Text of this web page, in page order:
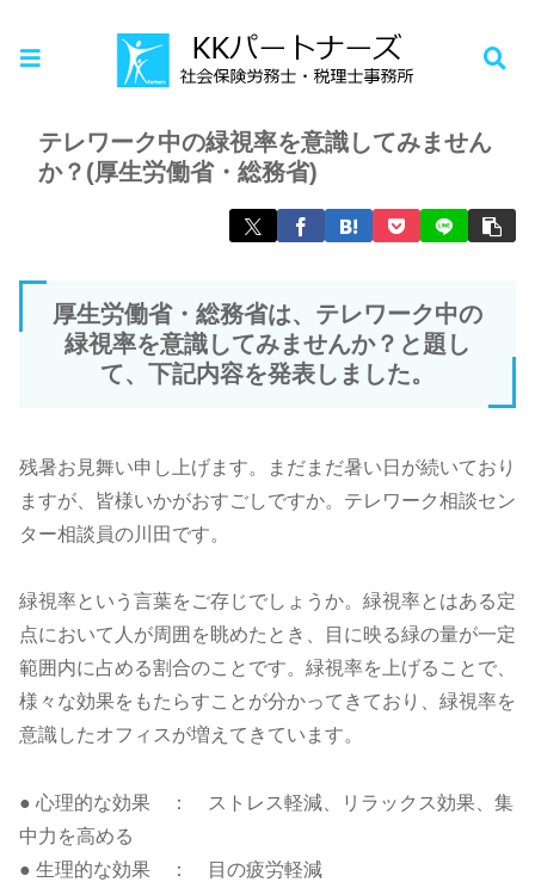
お知らせ
テレワーク中の緑視率を意識してみません
か？(厚生労働省・総務省)
厚生労働省・総務省は、テレワーク中の
緑視率を意識してみませんか？と題し
て、下記内容を発表しました。
残暑お見舞い申し上げます。まだまだ暑い日が続いており
ますが、皆様いかがおすごしですか。テレワーク相談セン
ター相談員の川田です。
緑視率という言葉をご存じでしょうか。緑視率とはある定
点において人が周囲を眺めたとき、目に映る緑の量が一定
範囲内に占める割合のことです。緑視率を上げることで、
様々な効果をもたらすことが分かってきており、緑視率を
意識したオフィスが増えてきています。
● 心理的な効果 ： ストレス軽減、リラックス効果、集
中力を高める
● 生理的な効果 ： 目の疲労軽減